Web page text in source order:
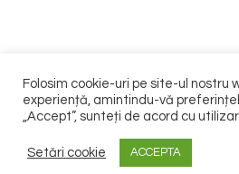
Folosim cookie-uri pe site-ul
experiență, amintindu-vă
„Accept”, sunteți de acord cu
Setări cookie ACCEPTA